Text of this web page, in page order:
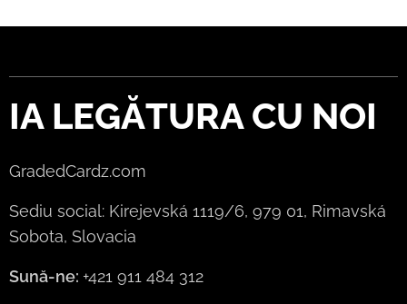
IA LEGĂTURA CU NOI
GradedCardz.com
Sediu social: Kirejevská 1119/6, 979 01, Rimavská
Sobota, Slovacia
Sună-ne: +421 911 484 312